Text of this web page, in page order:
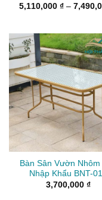
5,110,000 ₫ –
Bàn Sân Vườn
Nhập Khẩu BNT-
3,700,000 ₫